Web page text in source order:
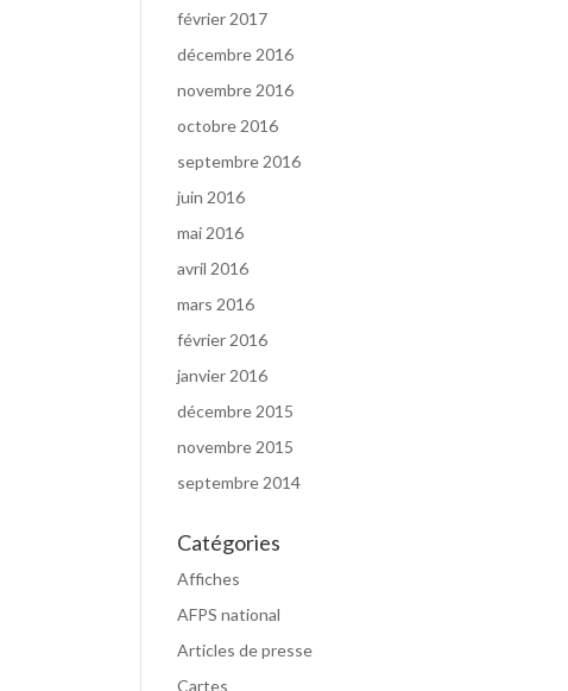
février 2017
décembre 2016
novembre 2016
octobre 2016
septembre 2016
juin 2016
mai 2016
avril 2016
mars 2016
février 2016
janvier 2016
décembre 2015
novembre 2015
septembre 2014
Catégories
Affiches
AFPS national
Articles de presse
Cartes